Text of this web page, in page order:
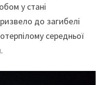
у стані
до загибелі
середньої